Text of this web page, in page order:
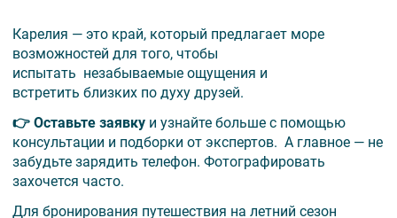
Карелия — это край, который предлагает море
возможностей для того, чтобы
испытать незабываемые ощущения и
встретить близких по духу друзей.
👉 Оставьте заявку и узнайте больше с помощью
консультации и подборки от экспертов. А главное — не
забудьте зарядить телефон. Фотографировать
захочется часто.
Для бронирования путешествия на летний сезон